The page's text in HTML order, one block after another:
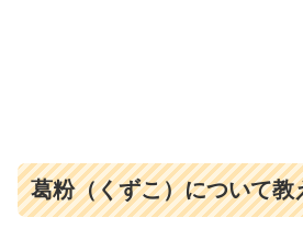
葛粉（くずこ）について教